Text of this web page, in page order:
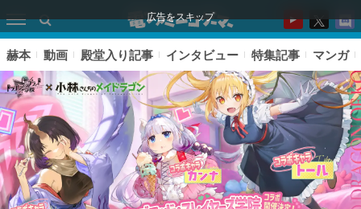
広告をスキップ
赫本 動画 殿堂入り記事 インタビュー 特集記事 マンガ